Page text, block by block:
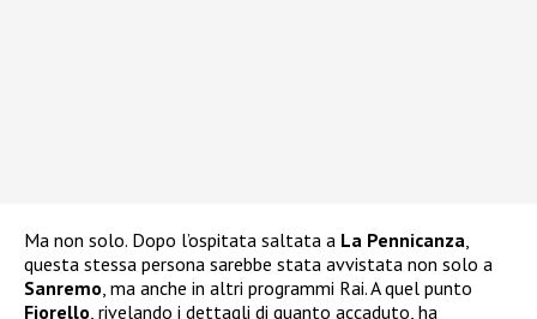
Ma non solo. Dopo l’ospitata saltata a La Pennicanza
questa stessa persona sarebbe stata avvistata non solo a
Sanremo , ma anche in altri programmi Rai. A quel punto
Fiorello , rivelando i dettagli di quanto accaduto, ha